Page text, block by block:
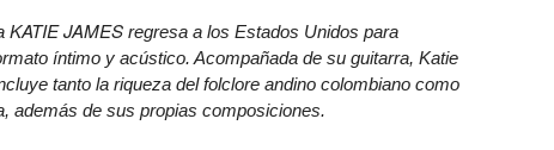
KATIE JAMESregresa a los Estados Unidos para
íntimo y acústico. Acompañada de su guitarra, Katie
tanto la riqueza del folclore andino colombiano como
además de sus propias composiciones.